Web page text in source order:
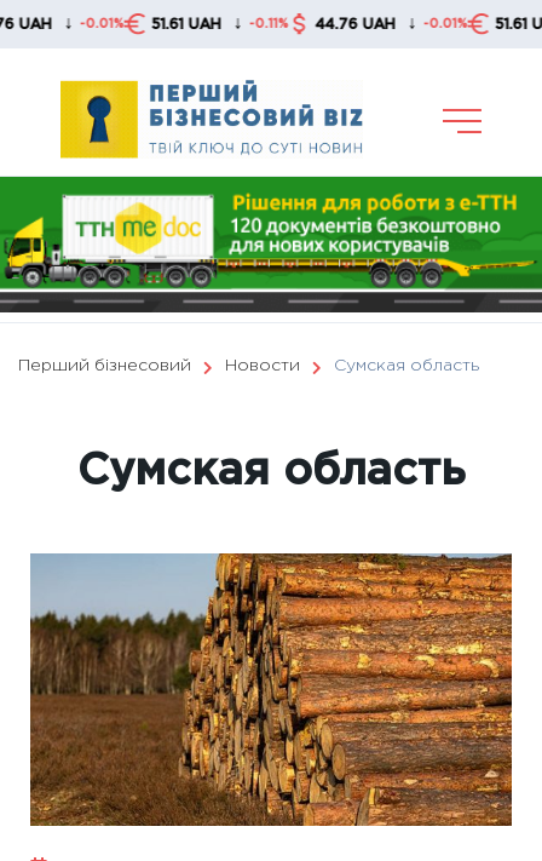
Skip
51.61 UAH ↓ -0.11% 44.76 UAH ↓ -0.01% 51.61 UAH ↓ -0.11%
Перший бізнесовий Новости Сумская область
Сумская область